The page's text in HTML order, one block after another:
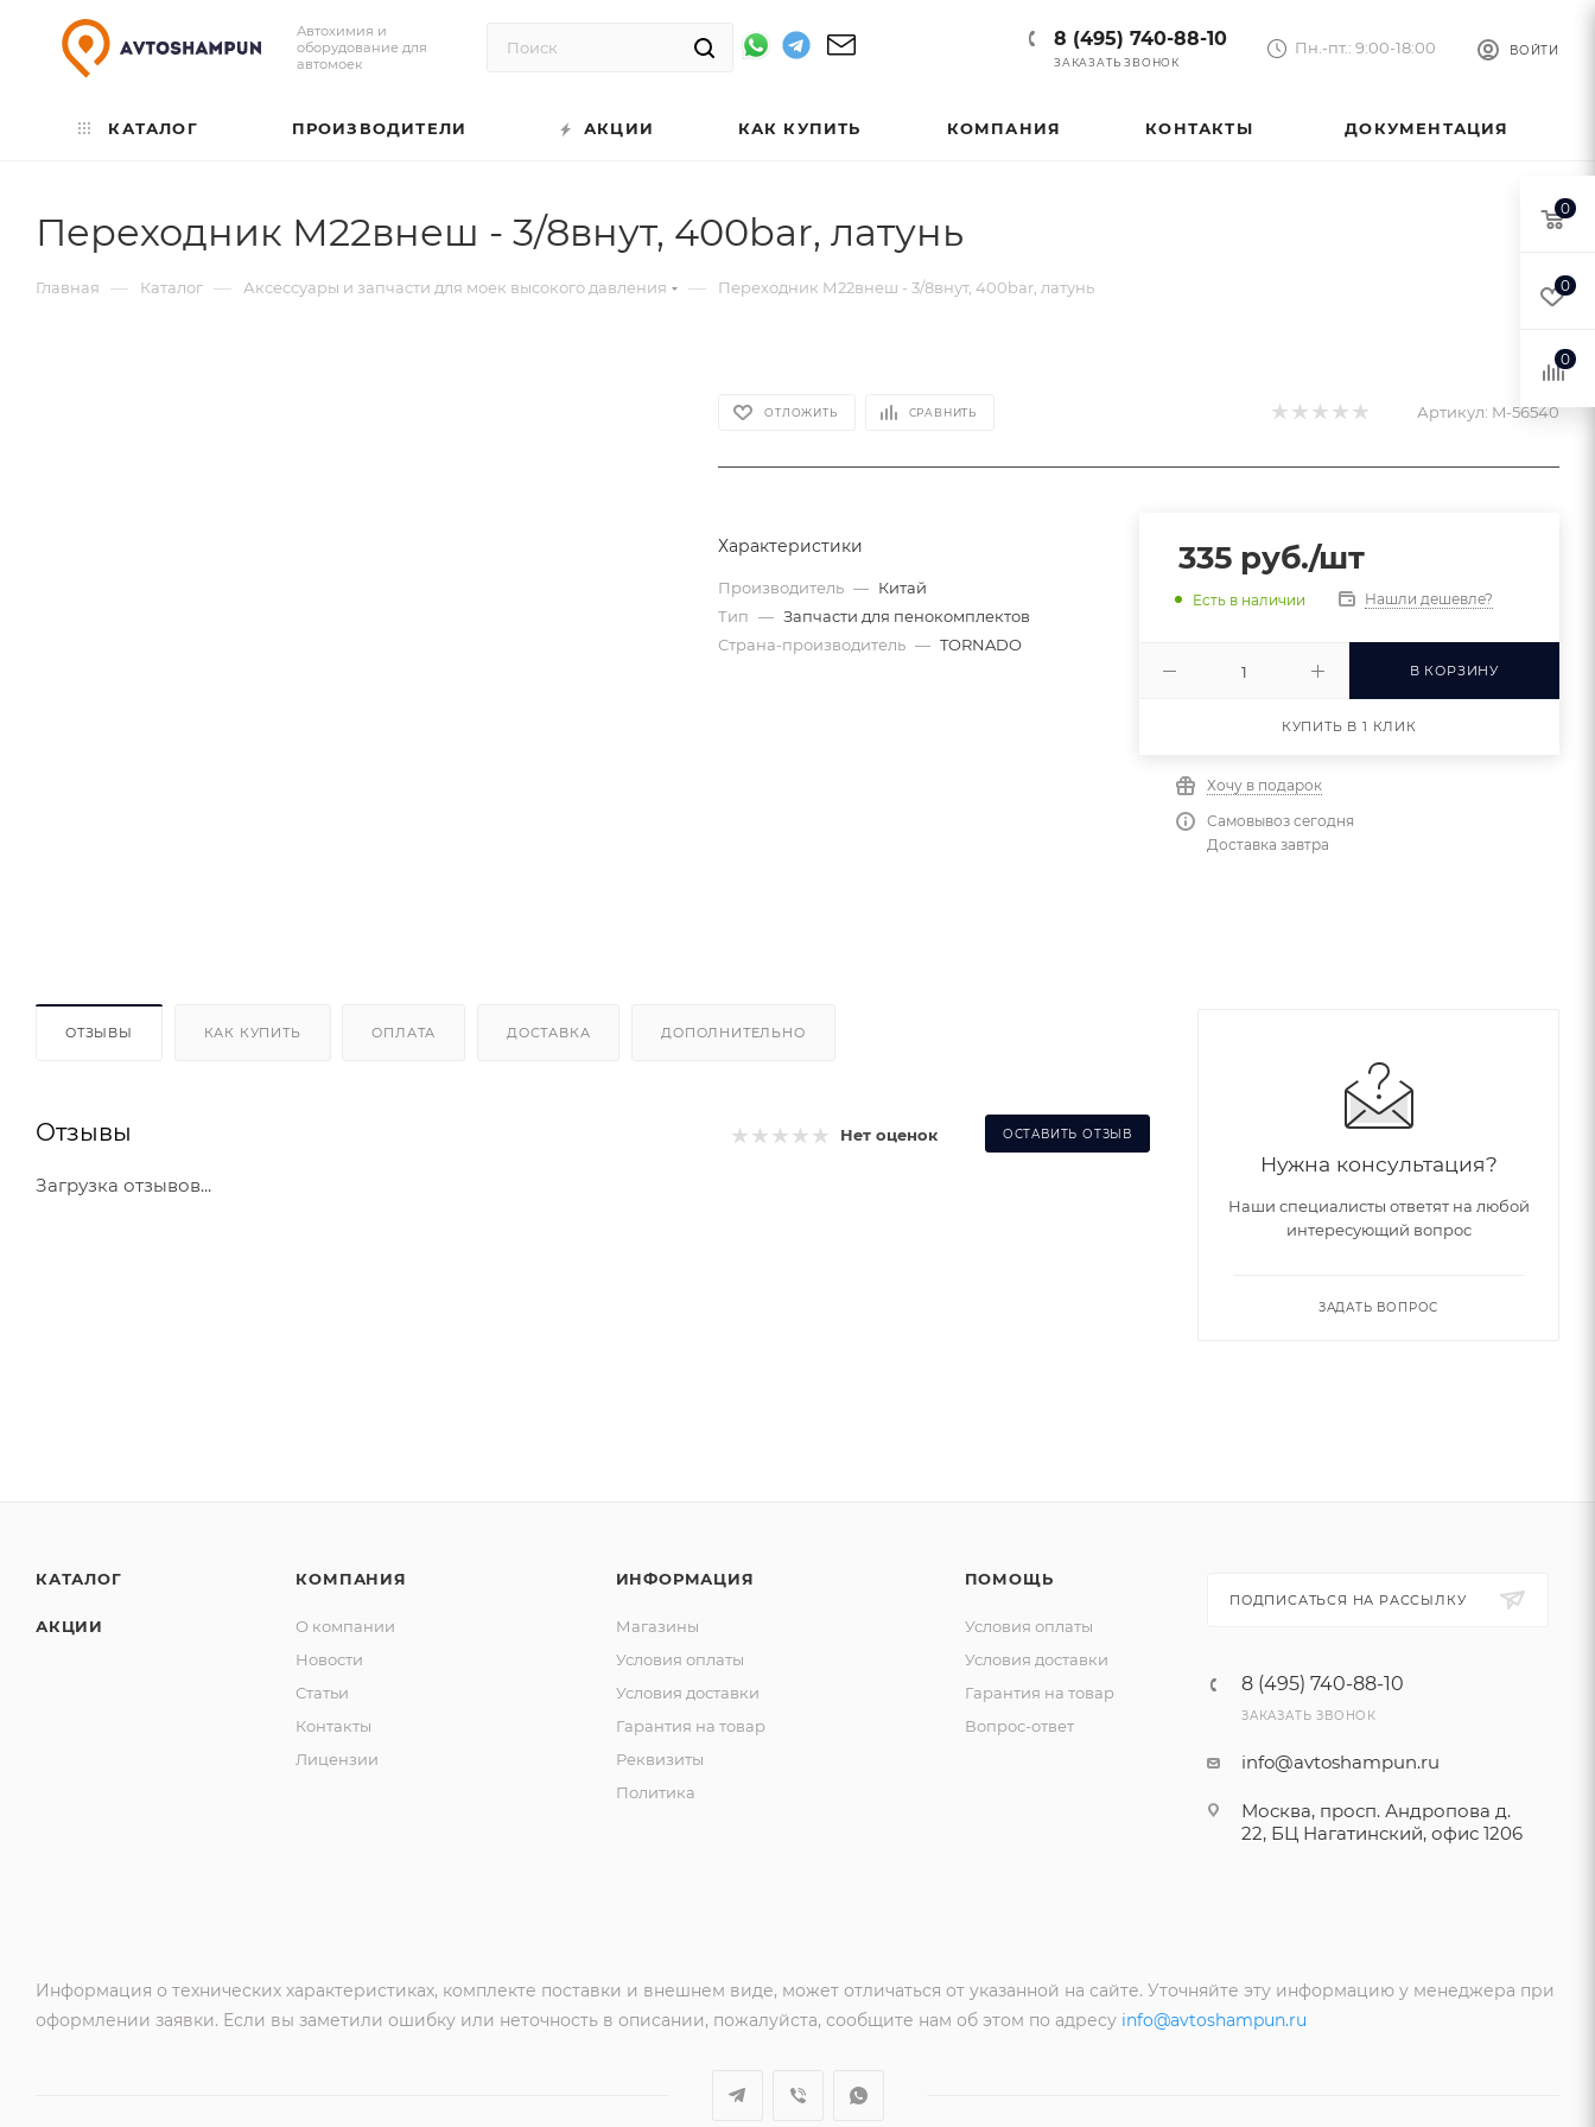
Автохимия и
оборудование для
автомоек
ВОЙТИ
8 (495) 740-88-10
ЗАКАЗАТЬ ЗВОНОК
Пн.-пт.: 9:00-18:00
КАТАЛОГ ПРОИЗВОДИТЕЛИ АКЦИИ КАК КУПИТЬ КОМПАНИЯ КОНТАКТЫ ДОКУМЕНТАЦИЯ
Переходник М22внеш - 3/8внут, 400bar, латунь
Главная — Каталог — Аксессуары и запчасти для моек высокого давления — Переходник М22внеш - 3/8внут, 400bar, латунь
ОТЛОЖИТЬ СРАВНИТЬ Артикул: M-56540
Характеристики
Производитель — Китай
Тип — Запчасти для пенокомплектов
Страна-производитель — TORNADO
335руб./шт
Есть в наличии Нашли дешевле?
В КОРЗИНУ
КУПИТЬ В 1 КЛИК
Хочу в подарок
Самовывоз сегодня
Доставка завтра
ОТЗЫВЫ КАК КУПИТЬ ОПЛАТА ДОСТАВКА ДОПОЛНИТЕЛЬНО
Отзывы Нет оценок ОСТАВИТЬ ОТЗЫВ
Загрузка отзывов...
Нужна консультация?
Наши специалисты ответят на любой
интересующий вопрос
ЗАДАТЬ ВОПРОС
КАТАЛОГ
АКЦИИ
КОМПАНИЯ
О компании
Новости
Статьи
Контакты
Лицензии
ИНФОРМАЦИЯ
Магазины
Условия оплаты
Условия доставки
Гарантия на товар
Реквизиты
Политика
ПОМОЩЬ
Условия оплаты
Условия доставки
Гарантия на товар
Вопрос-ответ
ПОДПИСАТЬСЯ НА РАССЫЛКУ
8 (495) 740-88-10
ЗАКАЗАТЬ ЗВОНОК
info@avtoshampun.ru
Москва, просп. Андропова д.
22, БЦ Нагатинский, офис 1206
Информация о технических характеристиках, комплекте поставки и внешнем виде, может отличаться от указанной на сайте. Уточняйте эту информацию у менеджера при
оформлении заявки. Если вы заметили ошибку или неточность в описании, пожалуйста, сообщите нам об этом по адресу info@avtoshampun.ru
0
0
0